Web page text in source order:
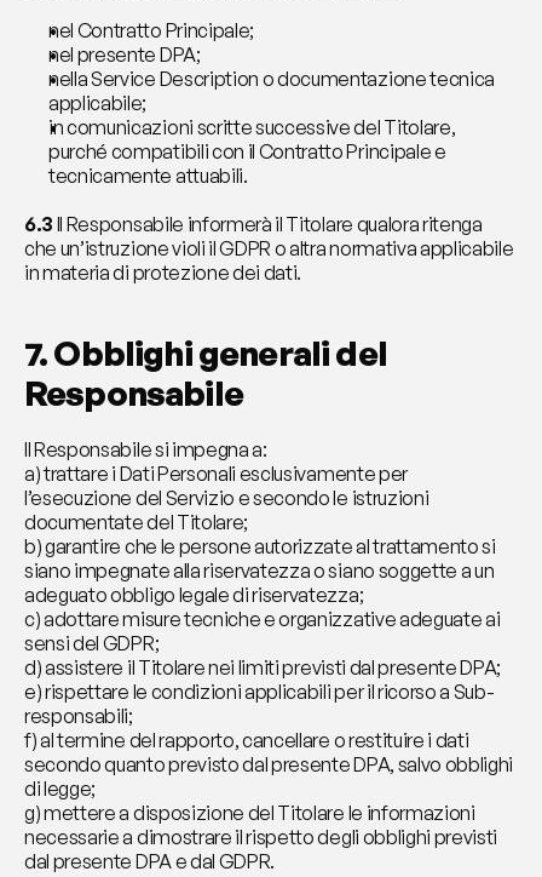
nel Contratto Principale;
nel presente DPA;
nella Service Description o documentazione tecnica
applicabile;
in comunicazioni scritte successive del Titolare,
purché compatibili con il Contratto Principale e
tecnicamente attuabili.
6.3 Il Responsabile informerà il Titolare qualora ritenga
che un’istruzione violi il GDPR o altra normativa applicabile
in materia di protezione dei dati.
7. Obblighi generali del
Responsabile
Il Responsabile si impegna a:
a) trattare i Dati Personali esclusivamente per
l’esecuzione del Servizio e secondo le istruzioni
documentate del Titolare;
b) garantire che le persone autorizzate al trattamento si
siano impegnate alla riservatezza o siano soggette a un
adeguato obbligo legale di riservatezza;
c) adottare misure tecniche e organizzative adeguate ai
sensi del GDPR;
d) assistere il Titolare nei limiti previsti dal presente DPA;
e) rispettare le condizioni applicabili per il ricorso a Sub-
responsabili;
f) al termine del rapporto, cancellare o restituire i dati
secondo quanto previsto dal presente DPA, salvo obblighi
di legge;
g) mettere a disposizione del Titolare le informazioni
necessarie a dimostrare il rispetto degli obblighi previsti
dal presente DPA e dal GDPR.